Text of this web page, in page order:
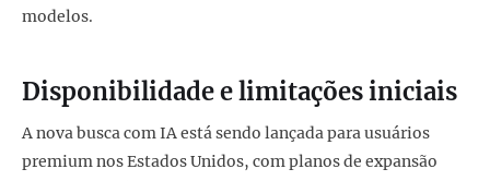
modelos.
Disponibilidade e limitações iniciais
A nova busca com IA está sendo lançada para usuários
premium nos Estados Unidos, com planos de expansão